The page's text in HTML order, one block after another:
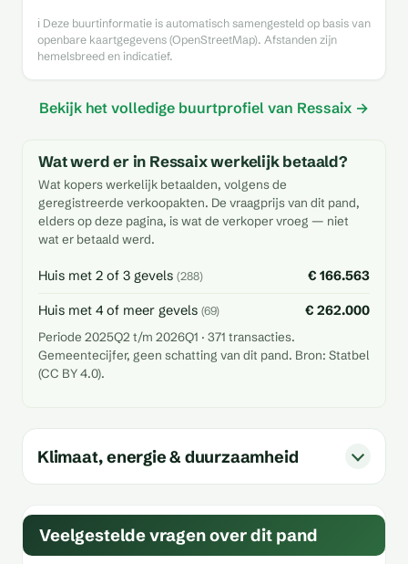
ℹ️ Deze buurtinformatie is automatisch samengesteld op basis van
openbare kaartgegevens (OpenStreetMap). Afstanden zijn
hemelsbreed en indicatief.
Bekijk het volledige buurtprofiel van Ressaix →
Wat werd er in Ressaix werkelijk betaald?
Wat kopers werkelijk betaalden, volgens de
geregistreerde verkoopakten. De vraagprijs van dit pand,
elders op deze pagina, is wat de verkoper vroeg — niet
wat er betaald werd.
Huis met 2 of 3 gevels (288) € 166.563
Huis met 4 of meer gevels (69) € 262.000
Periode 2025Q2 t/m 2026Q1 · 371 transacties.
Gemeentecijfer, geen schatting van dit pand. Bron: Statbel
(CC BY 4.0).
Klimaat, energie & duurzaamheid
Veelgestelde vragen over dit pand